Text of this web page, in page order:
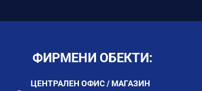
ФИРМЕНИ ОБЕКТИ:
ЦЕНТРАЛЕН ОФИС / МАГАЗИН